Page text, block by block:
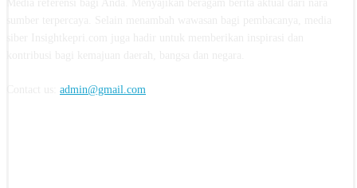
admin@gmail.com